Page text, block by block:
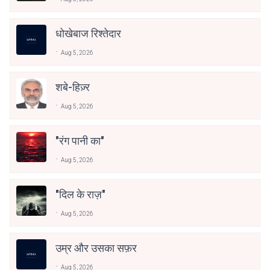
धोखेबाज रिश्तेदार
Aug 5, 2026
शबे-हिज़्र
Aug 5, 2026
"रंग पानी का"
Aug 5, 2026
"दिल के राज़"
Aug 5, 2026
उम्र और उसका सफ़र
Aug 5, 2026